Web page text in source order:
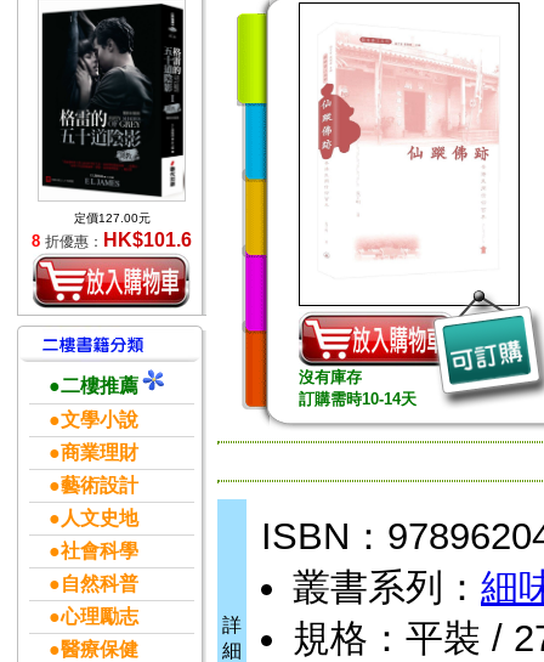
定價127.00元
8 折優惠： HK$101.6
●二樓推薦
●文學小說
●商業理財
●藝術設計
●人文史地
●社會科學
●自然科普
●心理勵志
●醫療保健
沒有庫存
訂購需時10-14天
詳
細
ISBN：
叢書系列： 細
規格：平裝 /